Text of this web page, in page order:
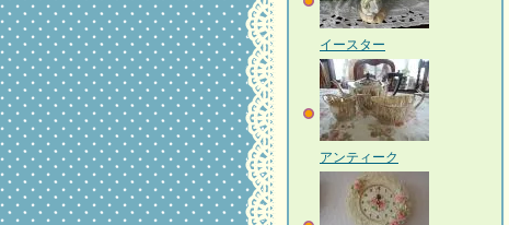
イースター
アンティーク